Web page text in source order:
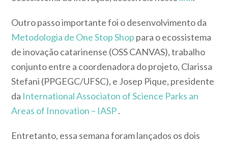
Outro passo importante foi o desenvolvimento da
Metodologia de One Stop Shop para o ecossistema
de inovação catarinense (OSS CANVAS), trabalho
conjunto entre a coordenadora do projeto, Clarissa
Stefani (PPGEGC/UFSC), e Josep Pique, presidente
da International Associaton of Science Parks an
Areas of Innovation – IASP.
Entretanto, essa semana foram lançados os dois